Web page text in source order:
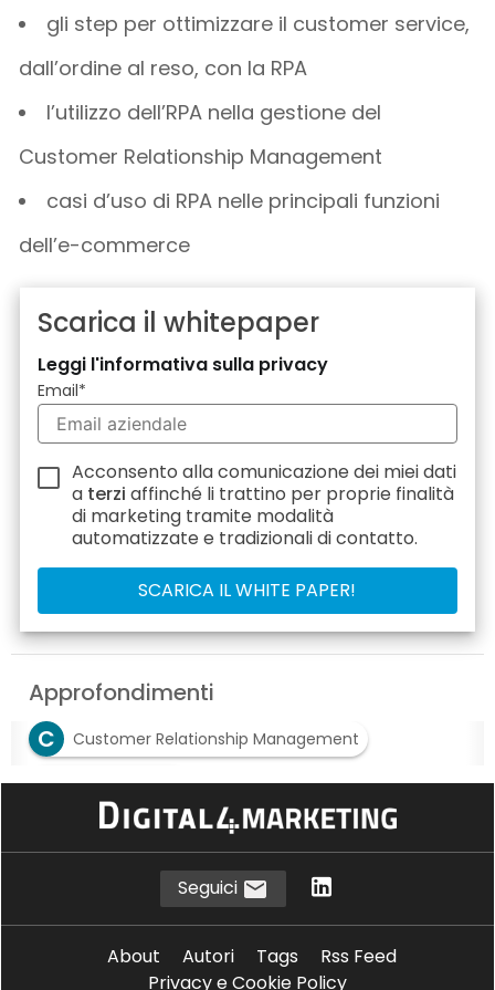
gli step per ottimizzare il customer service,
dall’ordine al reso, con la RPA
l’utilizzo dell’RPA nella gestione del
Customer Relationship Management
casi d’uso di RPA nelle principali funzioni
dell’e-commerce
Scarica il whitepaper
Leggi l'informativa sulla privacy
Email*
Acconsento alla comunicazione dei miei dati
a terzi affinché li trattino per proprie finalità
di marketing tramite modalità
automatizzate e tradizionali di contatto.
Approfondimenti
C
Customer Relationship Management
E e-commerce
Robotic Process Automation
Seguici
About Autori Tags
Rss Feed
Privacy e Cookie Policy